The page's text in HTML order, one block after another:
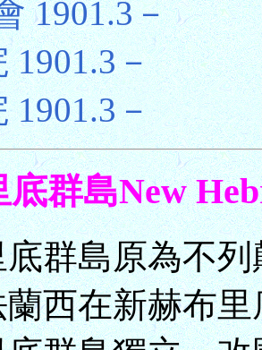
1901.3－
－
－
群島New
群島原為不
西在新赫布